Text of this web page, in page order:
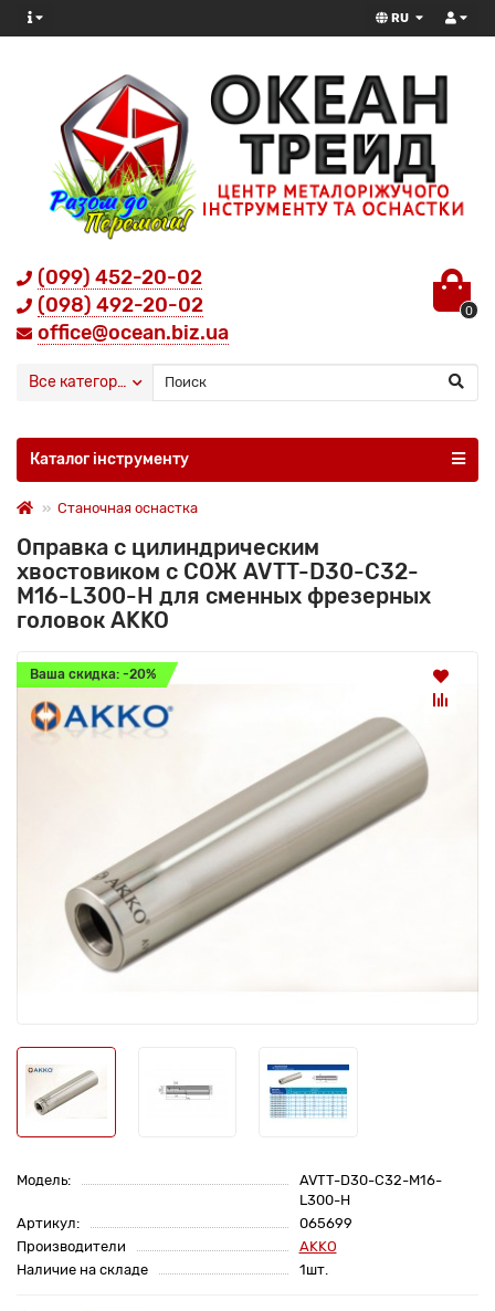
RU
(099) 452-20-02
(098) 492-20-02
office@ocean.biz.ua
0
Все категории
Каталог інструменту
Станочная оснастка
Оправка с цилиндрическим
хвостовиком с СОЖ AVTT-D30-C32-
M16-L300-H для сменных фрезерных
головок AKKO
Ваша скидка: -20%
Модель:
AVTT-D30-C32-M16-
L300-H
Артикул:
065699
Производители
AKKO
Наличие на складе
1шт.